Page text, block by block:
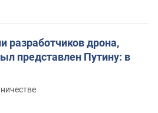
разработчиков дрона,
представлен Путину: в